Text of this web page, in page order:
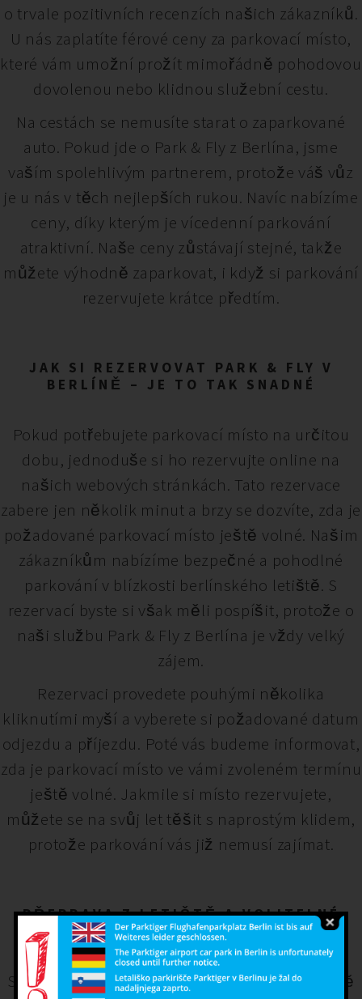
o trvale pozitivních recenzích našich zákazníků.
U nás zaplatíte férové ceny za parkovací místo,
které vám umožní prožít mimořádně pohodovou
dovolenou nebo klidnou služební cestu.
Na cestách se nemusíte starat o zaparkované
auto. Pokud jde o Park & Fly z Berlína, jsme
vaším spolehlivým partnerem, protože váš vůz
je u nás v těch nejlepších rukou. Navíc nabízíme
ceny, díky kterým je vícedenní parkování
atraktivní. Naše ceny zůstávají stejné, takže
můžete výhodně zaparkovat, i když si parkování
rezervujete krátce předtím.
JAK SI REZERVOVAT PARK & FLY V
BERLÍNĚ – JE TO TAK SNADNÉ
Pokud potřebujete parkovací místo na určitou
dobu, jednoduše si ho rezervujte online na
našich webových stránkách. Tato rezervace
zabere jen několik minut a brzy se dozvíte, zda je
požadované parkovací místo ještě volné. Našim
zákazníkům nabízíme bezpečné a pohodlné
parkování v blízkosti berlínského letiště. S
rezervací byste si však měli pospíšit, protože o
naši službu Park & Fly z Berlína je vždy velký
zájem.
Rezervaci provedete pouhými několika
kliknutími myší a vyberete si požadované datum
odjezdu a příjezdu. Poté vás budeme informovat,
zda je parkovací místo ve vámi zvoleném termínu
ještě volné. Jakmile si místo rezervujete,
můžete se na svůj let těšit s naprostým klidem,
protože parkování vás již nemusí zajímat.
PŘEPRAVA Z LETIŠTĚ A VOLITELNÉ
PRODLOUŽENÍ ZAJIŠTĚNO
S naší službou Park & Fly z Berlína máte v ceně